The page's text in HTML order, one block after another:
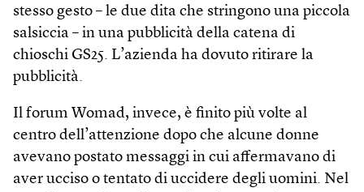
stesso gesto – le due dita che stringono una piccola
salsiccia – in una pubblicità della catena di
chioschi GS25. L’azienda ha dovuto ritirare la
pubblicità.
Il forum Womad, invece, è finito più volte al
centro dell’attenzione dopo che alcune donne
avevano postato messaggi in cui affermavano di
aver ucciso o tentato di uccidere degli uomini. Nel